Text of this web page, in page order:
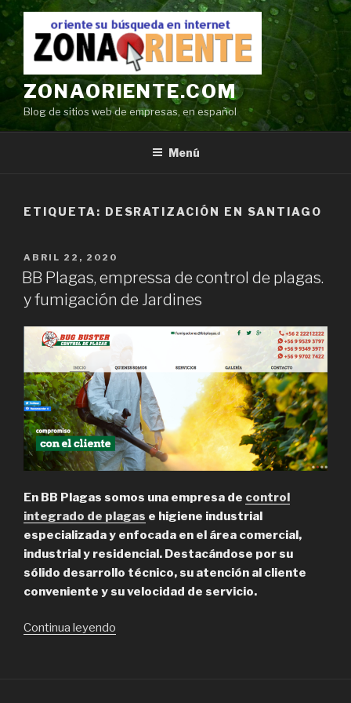
Ir
contenido
ZONAORIENTE.COM
Blog de sitios web de empresas, en español
Menú
ETIQUETA: DESRATIZACIÓN EN SANTIAGO
POSTED
ON
ABRIL 22, 2020
BB Plagas, empressa de control de plagas.
y fumigación de Jardines
En BB Plagas somos una empresa de control
integrado de plagas e higiene industrial
especializada y enfocada en el área comercial,
industrial y residencial. Destacándose por su
sólido desarrollo técnico, su atención al cliente
conveniente y su velocidad de servicio.
Continua leyendo